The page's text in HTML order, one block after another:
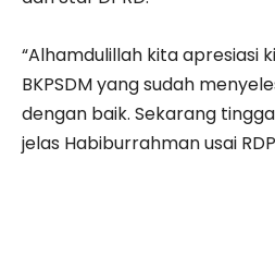
“Alhamdulillah kita apresiasi
BKPSDM yang sudah
dengan baik. Sekarang
jelas Habiburrahman usai